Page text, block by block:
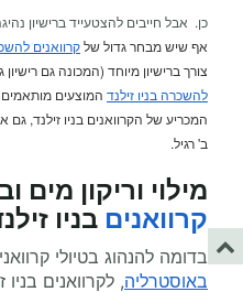
כן. אבל חייבים להצטעייד ברישיון
אף שיש מבחר גדול שלקרוואנים
צורך ברישיון מיוחד (המכונה גם
להשכרה בניו זילנד המוצעים מותאמים
המכריע של הקרוואנים בניו זילנד, גם
ב' רגיל.
מילוי וריקון מים
קרוואנים בניו
בדומה להנהוג בטיולי
באוסטרליה, לקרוואנים בניו